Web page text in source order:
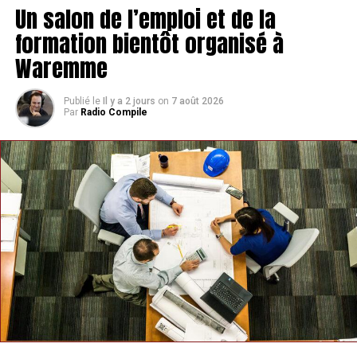
C’est latroisième année consécutiveque ce don est
réalisé, Les bourgmestres de la zoneet ledéputé
provincial Luc Lejeune
l’événement.
TAGS FEATURED INFOS HANNUT
SUIVANT
Juliette, 11 ans, crée une course de vélos pour le Télévie
à Marchin
NE MANQUEZ PAS
Une chapelle située à Héron rachetée par la commune
Un salon de l’emploi et de la
formation bientôt organisé à
Waremme
Publié le Il y a 2 jours on 7 août 2026
Par Radio Compile